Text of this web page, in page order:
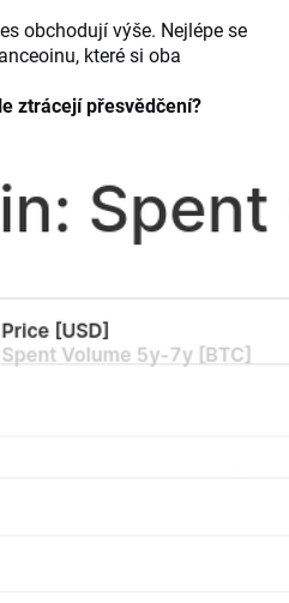
obchodují výše. Nejlépe se
které si oba
ztrácejí přesvědčení?